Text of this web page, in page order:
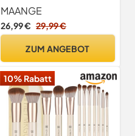
Set, hochwertige
synthetische Make-up-
Pinsel, multifunktionales
Frauen und Mädchen
MAANGE
26,99 € 29,99 €
ZUM ANGEBOT
10% Rabatt